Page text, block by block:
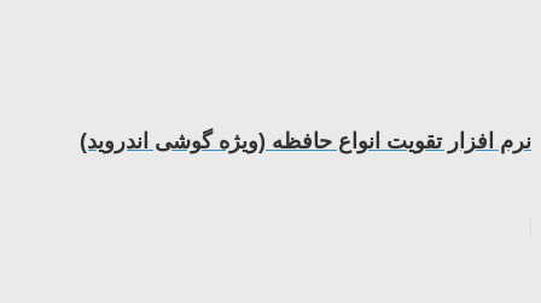
نرم افزار تقویت انواع حافظه (ویژه گوشی اندروید)